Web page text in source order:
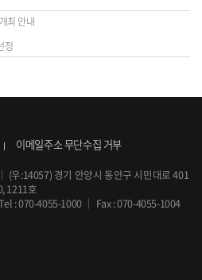
최 안내
정
이메일주소 무단수집 거부
｜ (우:14057) 경기 안양시 동안구 시민대로 401
1211호
:070-4055-1000 ｜ Fax : 070-4055-1004